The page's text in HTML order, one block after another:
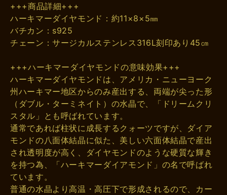
+++商品詳細+++
ハーキマーダイヤモンド：約11×8×5㎜
バチカン：s925
チェーン：サージカルステンレス316L刻印あり45㎝
+++ハーキマーダイヤモンドの意味効果+++
ハーキマーダイヤモンドは、アメリカ・ニューヨーク
州ハーキマー地区からのみ産出する、両端が尖った形
（ダブル・ターミネイト）の水晶で、「ドリームクリ
スタル」とも呼ばれています。
通常であれば柱状に成長するクォーツですが、ダイア
モンドの八面体結晶に似た、美しい六面体結晶で産出
され透明度が高く、ダイヤモンドのような硬質な輝き
を持つ為、「ハーキマーダイアモンド」の名で呼ばれ
ています。
普通の水晶より高温・高圧下で形成されるので、カー